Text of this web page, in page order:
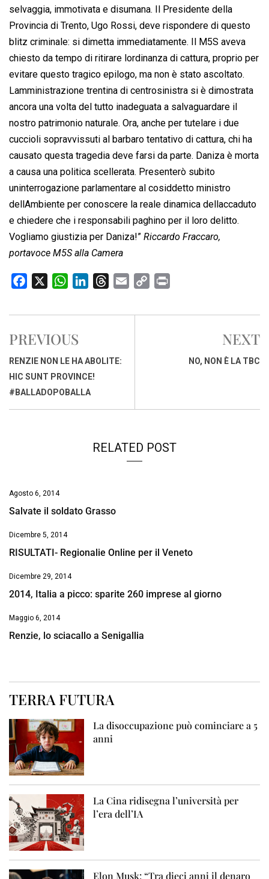
selvaggia, immotivata e disumana. Il Presidente della
Provincia di Trento, Ugo Rossi, deve rispondere di questo
blitz criminale: si dimetta immediatamente. Il M5S aveva
chiesto da tempo di ritirare lordinanza di cattura, proprio per
evitare questo tragico epilogo, ma non è stato ascoltato.
Lamministrazione trentina di centrosinistra si è dimostrata
ancora una volta del tutto inadeguata a salvaguardare il
nostro patrimonio naturale. Ora, anche per tutelare i due
cuccioli sopravvissuti al barbaro tentativo di cattura, chi ha
causato questa tragedia deve farsi da parte. Daniza è morta
a causa una politica scellerata. Presenterò subito
uninterrogazione parlamentare al cosiddetto ministro
dellAmbiente per conoscere la reale dinamica dellaccaduto
e chiedere che i responsabili paghino per il loro delitto.
Vogliamo giustizia per Daniza!” Riccardo Fraccaro,
portavoce M5S alla Camera
c
b
o
o
k
W
a
s
A
p
p
n
d
I
n
r
d
a
p
i
PREVIOUS
RENZIE NON LE HA ABOLITE:
HIC SUNT PROVINCE!
#BALLADOPOBALLA
NEXT
NO, NON È LA TBC
RELATED POST
Agosto 6, 2014
Salvate il soldato Grasso
Dicembre 5, 2014
RISULTATI- Regionalie Online per il Veneto
Dicembre 29, 2014
2014, Italia a picco: sparite 260 imprese al giorno
Maggio 6, 2014
Renzie, lo sciacallo a Senigallia
TERRA FUTURA
La disoccupazione può cominciare a 5
anni
La Cina ridisegna l’università per
l’era dell’IA
Elon Musk: “Tra dieci anni il denaro